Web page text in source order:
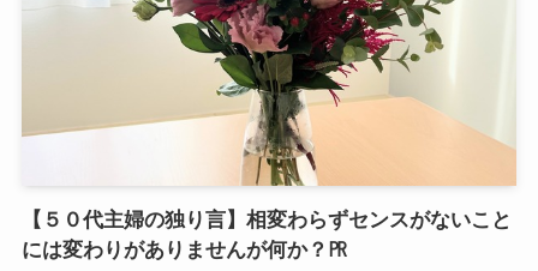
【５０代主婦の独り言】相変わらずセンスがないこと
には変わりがありませんが何か？㏚